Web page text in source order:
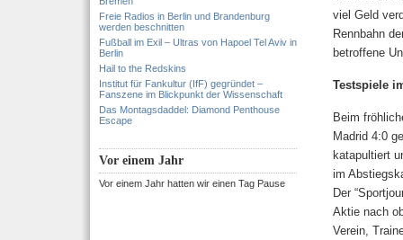
Freie Radios in Berlin und Brandenburg
werden beschnitten
Fußball im Exil – Ultras von Hapoel Tel Aviv in
Berlin
Hail to the Redskins
Institut für Fankultur (IfF) gegründet –
Fanszene im Blickpunkt der Wissenschaft
Das Montagsdaddel: Diamond Penthouse
Escape
Vor einem Jahr
Vor einem Jahr hatten wir einen Tag Pause
viel Geld
Rennbahn
betroffene
Testspiele
Beim
Madrid 4:0
katapultiert
im
Der
Aktie nach
Verein,